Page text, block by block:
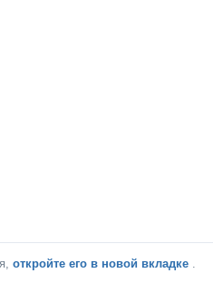
откройте его в новой вкладке